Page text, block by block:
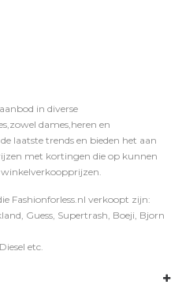
in diverse
dames,heren en
laatste trends en bieden het aan
met kortingen die op kunnen
Fashionforless.nl verkoopt zijn:
Guess, Supertrash, Boeji, Bjorn
etc.